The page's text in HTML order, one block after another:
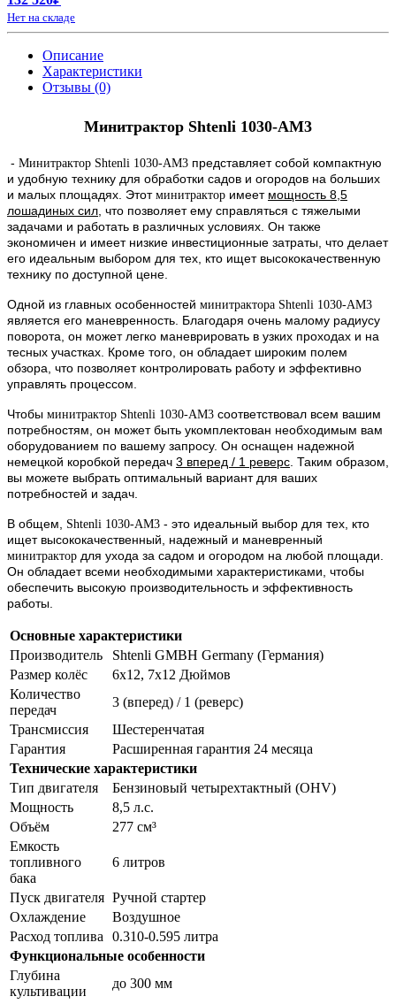
Нет на складе
Описание
Характеристики
Отзывы (0)
Минитрактор Shtenli 1030-АМ3
- Минитрактор Shtenli 1030-AM3 представляет собой компактную
и удобную технику для обработки садов и огородов на больших
и малых площадях. Этот минитрактор имеет мощность 8,5
лошадиных сил , что позволяет ему справляться с тяжелыми
задачами и работать в различных условиях. Он также
экономичен и имеет низкие инвестиционные затраты, что делает
его идеальным выбором для тех, кто ищет высококачественную
технику по доступной цене.
Одной из главных особенностей минитрактора Shtenli 1030-AM3
является его маневренность. Благодаря очень малому радиусу
поворота, он может легко маневрировать в узких проходах и на
тесных участках. Кроме того, он обладает широким полем
обзора, что позволяет контролировать работу и эффективно
управлять процессом.
Чтобы минитрактор Shtenli 1030-AM3 соответствовал всем вашим
потребностям, он может быть укомплектован необходимым вам
оборудованием по вашему запросу. Он оснащен надежной
немецкой коробкой передач 3 вперед / 1 реверс . Таким образом,
вы можете выбрать оптимальный вариант для ваших
потребностей и задач.
В общем, Shtenli 1030-AM3 - это идеальный выбор для тех, кто
ищет высококачественный, надежный и маневренный
минитрактор для ухода за садом и огородом на любой площади.
Он обладает всеми необходимыми характеристиками, чтобы
обеспечить высокую производительность и эффективность
работы.
Основные характеристики
Производитель
Shtenli GMBH Germany (Германия)
Размер колёс
6х12, 7х12 Дюймов
Количество
передач
3 (вперед) / 1 (реверс)
Трансмиссия
Шестеренчатая
Гарантия
Расширенная гарантия 24 месяца
Технические характеристики
Тип двигателя
Бензиновый четырехтактный (OHV)
Мощность
8,5 л.с.
Объём
277 см³
Емкость
топливного
бака
6 литров
Пуск двигателя Ручной стартер
Охлаждение
Воздушное
Расход топлива
0.310-0.595 литра
Функциональные особенности
Глубина
культивации
до 300 мм